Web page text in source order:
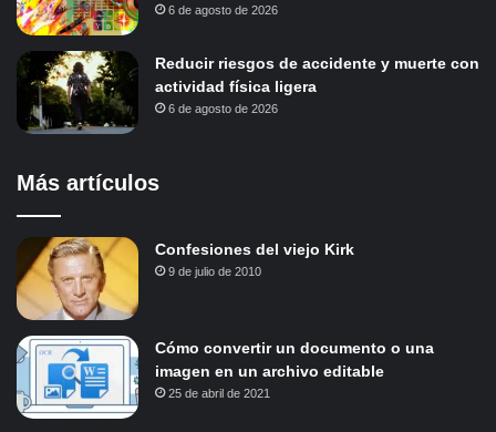
6 de agosto de 2026
Reducir riesgos de accidente y muerte con
actividad física ligera
6 de agosto de 2026
Más artículos
Confesiones del viejo Kirk
9 de julio de 2010
Cómo convertir un documento o una
imagen en un archivo editable
25 de abril de 2021